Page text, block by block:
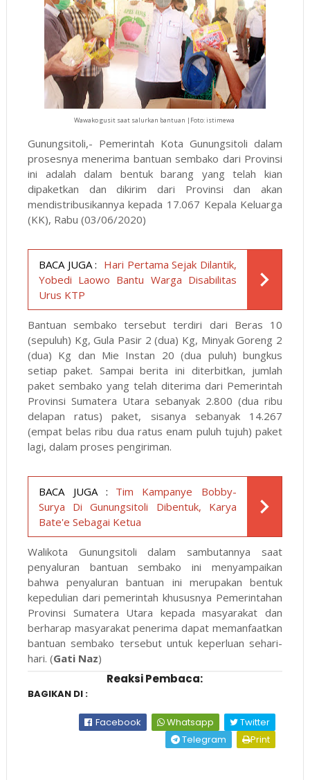
Wawako gusit saat salurkan bantuan |Foto: istimewa
Gunungsitoli,- Pemerintah Kota Gunungsitoli dalam
prosesnya menerima bantuan sembako dari Provinsi
ini adalah dalam bentuk barang yang telah kian
dipaketkan dan dikirim dari Provinsi dan akan
mendistribusikannya kepada 17.067 Kepala Keluarga
(KK), Rabu (03/06/2020)
BACA JUGA : Hari Pertama Sejak Dilantik,
Yobedi Laowo Bantu Warga Disabilitas
Urus KTP
Bantuan sembako tersebut terdiri dari Beras 10
(sepuluh) Kg, Gula Pasir 2 (dua) Kg, Minyak Goreng 2
(dua) Kg dan Mie Instan 20 (dua puluh) bungkus
setiap paket. Sampai berita ini diterbitkan, jumlah
paket sembako yang telah diterima dari Pemerintah
Provinsi Sumatera Utara sebanyak 2.800 (dua ribu
delapan ratus) paket, sisanya sebanyak 14.267
(empat belas ribu dua ratus enam puluh tujuh) paket
lagi, dalam proses pengiriman.
BACA JUGA :
Tim Kampanye Bobby-
Surya Di Gunungsitoli Dibentuk, Karya
Bate'e Sebagai Ketua
Walikota Gunungsitoli dalam sambutannya saat
penyaluran bantuan sembako ini menyampaikan
bahwa penyaluran bantuan ini merupakan bentuk
kepedulian dari pemerintah khususnya Pemerintahan
Provinsi Sumatera Utara kepada masyarakat dan
berharap masyarakat penerima dapat memanfaatkan
bantuan sembako tersebut untuk keperluan sehari-
hari. (Gati Naz)
Reaksi Pembaca:
BAGIKAN DI :
Facebook Whatsapp
Twitter
Telegram
Print